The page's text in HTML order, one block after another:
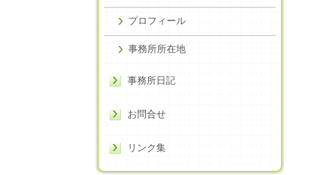
プロフィール
事務所所在地
事務所日記
お問合せ
リンク集